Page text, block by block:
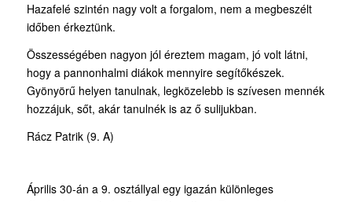
Hazafelé szintén nagy volt a forgalom, nem a megbeszélt
időben érkeztünk.
Összességében nagyon jól éreztem magam, jó volt látni,
hogy a pannonhalmi diákok mennyire segítőkészek.
Gyönyörű helyen tanulnak, legközelebb is szívesen mennék
hozzájuk, sőt, akár tanulnék is az ő sulijukban.
Rácz Patrik (9. A)
Április 30-án a 9. osztállyal egy igazán különleges